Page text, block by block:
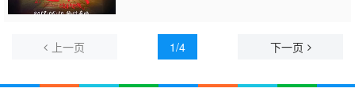
上一页 1/4 下一页